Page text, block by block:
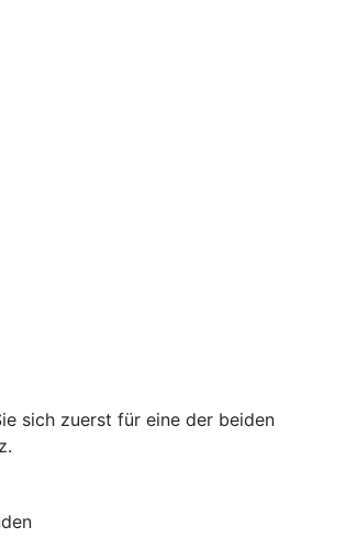
sich zuerst für eine der beiden